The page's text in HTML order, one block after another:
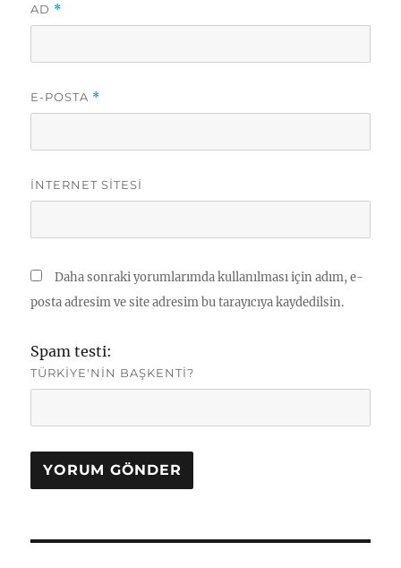
AD *
E-POSTA *
İNTERNET SITESI
Daha sonraki yorumlarımda kullanılması için adım, e-
posta adresim ve site adresim bu tarayıcıya kaydedilsin.
Spam testi:
TÜRKIYE'NIN BAŞKENTI?